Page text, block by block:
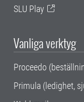
SLU Play
Vanliga verktyg
Proceedo
Primula (ledighet,